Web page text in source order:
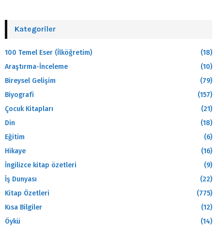
Kategoriler
100 Temel Eser (İlköğretim)
(18)
Araştırma-İnceleme
(10)
Bireysel Gelişim
(79)
Biyografi
(157)
Çocuk Kitapları
(21)
Din
(18)
Eğitim
(6)
Hikaye
(16)
İngilizce kitap özetleri
(9)
İş Dunyası
(22)
Kitap Özetleri
(775)
Kısa Bilgiler
(12)
Öykü
(14)